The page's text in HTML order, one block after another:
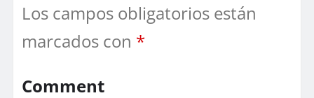
Los campos obligatorios están
marcados con *
Comment